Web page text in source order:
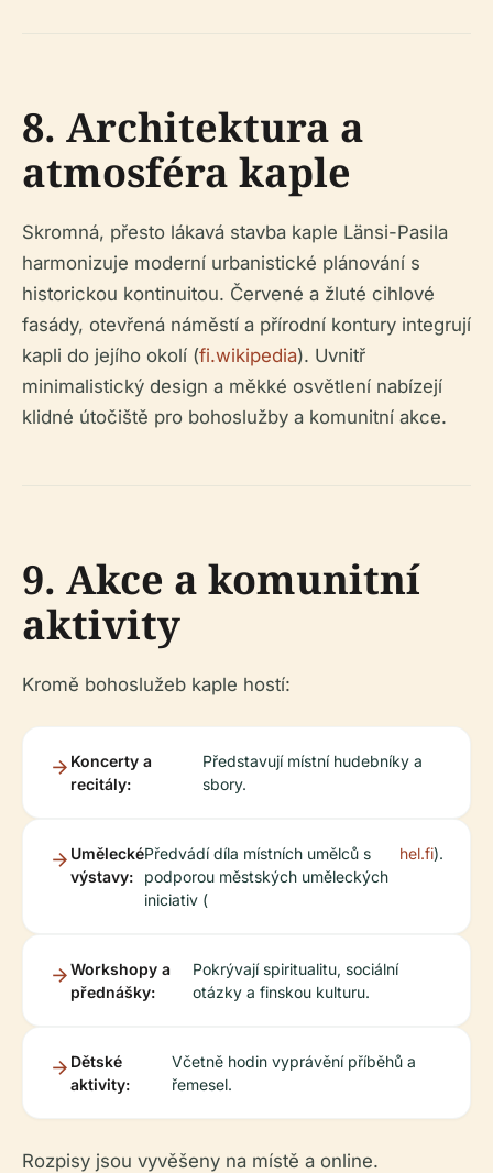
8. Architektura a
atmosféra kaple
Skromná, přesto lákavá stavba kaple Länsi-Pasila
harmonizuje moderní urbanistické plánování s
historickou kontinuitou. Červené a žluté cihlové
fasády, otevřená náměstí a přírodní kontury integrují
kapli do jejího okolí (fi.wikipedia). Uvnitř
minimalistický design a měkké osvětlení nabízejí
klidné útočiště pro bohoslužby a komunitní akce.
9. Akce a komunitní
aktivity
Kromě bohoslužeb kaple hostí:
Koncerty a
recitály:
Představují místní hudebníky a
sbory.
Umělecké
výstavy:
Předvádí díla místních umělců s
podporou městských uměleckých
iniciativ (
hel.fi).
Workshopy a
přednášky:
Pokrývají spiritualitu, sociální
otázky a finskou kulturu.
Dětské
aktivity:
Včetně hodin vyprávění příběhů a
řemesel.
Rozpisy jsou vyvěšeny na místě a online.